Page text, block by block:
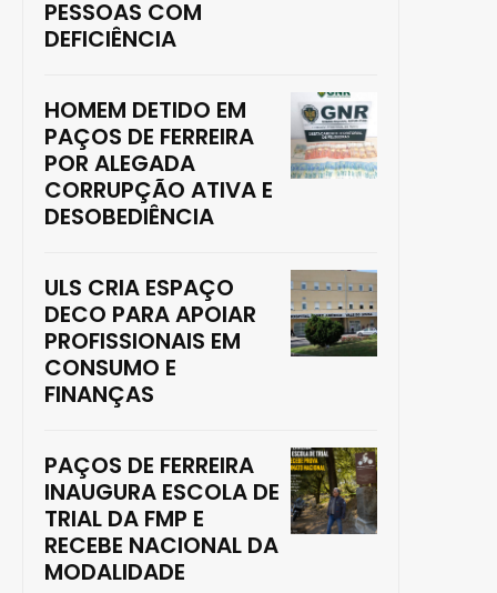
PESSOAS COM
DEFICIÊNCIA
HOMEM DETIDO EM
PAÇOS DE FERREIRA
POR ALEGADA
CORRUPÇÃO ATIVA E
DESOBEDIÊNCIA
ULS CRIA ESPAÇO
DECO PARA APOIAR
PROFISSIONAIS EM
CONSUMO E
FINANÇAS
PAÇOS DE FERREIRA
INAUGURA ESCOLA DE
TRIAL DA FMP E
RECEBE NACIONAL DA
MODALIDADE